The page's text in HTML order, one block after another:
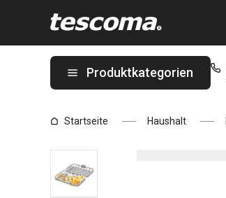
Produktkategorien
Startseite Haushalt